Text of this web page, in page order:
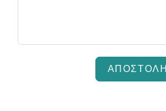
ΑΠΟΣΤΟΛΉ